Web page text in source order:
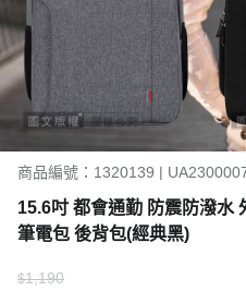
商品編號：1320139 |
15.6吋 都會通勤 防震防潑水
筆電包 後背包(經典黑)
$1,190